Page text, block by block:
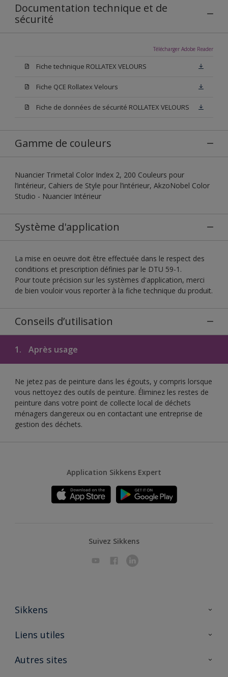
Documentation technique et de
sécurité
Télécharger Adobe Reader
Fiche technique ROLLATEX VELOURS
Fiche QCE Rollatex Velours
Fiche de données de sécurité ROLLATEX VELOURS
Gamme de couleurs
Nuancier Trimetal Color Index 2, 200 Couleurs pour
l’intérieur, Cahiers de Style pour l’intérieur, AkzoNobel Color
Studio - Nuancier Intérieur
Système d'application
La mise en oeuvre doit être effectuée dans le respect des
conditions et prescription définies par le DTU 59-1.
Pour toute précision sur les systèmes d'application, merci
de bien vouloir vous reporter à la fiche technique du produit.
Conseils d’utilisation
1. Après usage
Ne jetez pas de peinture dans les égouts, y compris lorsque
vous nettoyez des outils de peinture. Éliminez les restes de
peinture dans votre point de collecte local de déchets
ménagers dangereux ou en contactant une entreprise de
gestion des déchets.
Application Sikkens Expert
Suivez Sikkens
Sikkens
A propos de Sikkens
Liens utiles
Ouvrir un magasin PASS
Autres sites